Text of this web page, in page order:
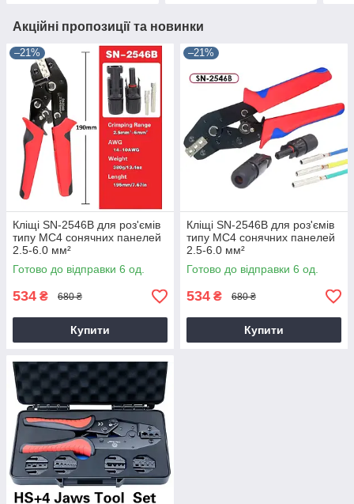
Акційні пропозиції та новинки
–21%
Кліщі SN-2546B для роз'ємів
типу MC4 сонячних панелей
2.5-6.0 мм²
Готово до відправки 6 од.
534 ₴ 680 ₴
Купити
–21%
Кліщі SN-2546B для роз'ємів
типу MC4 сонячних панелей
2.5-6.0 мм²
Готово до відправки 6 од.
534 ₴ 680 ₴
Купити